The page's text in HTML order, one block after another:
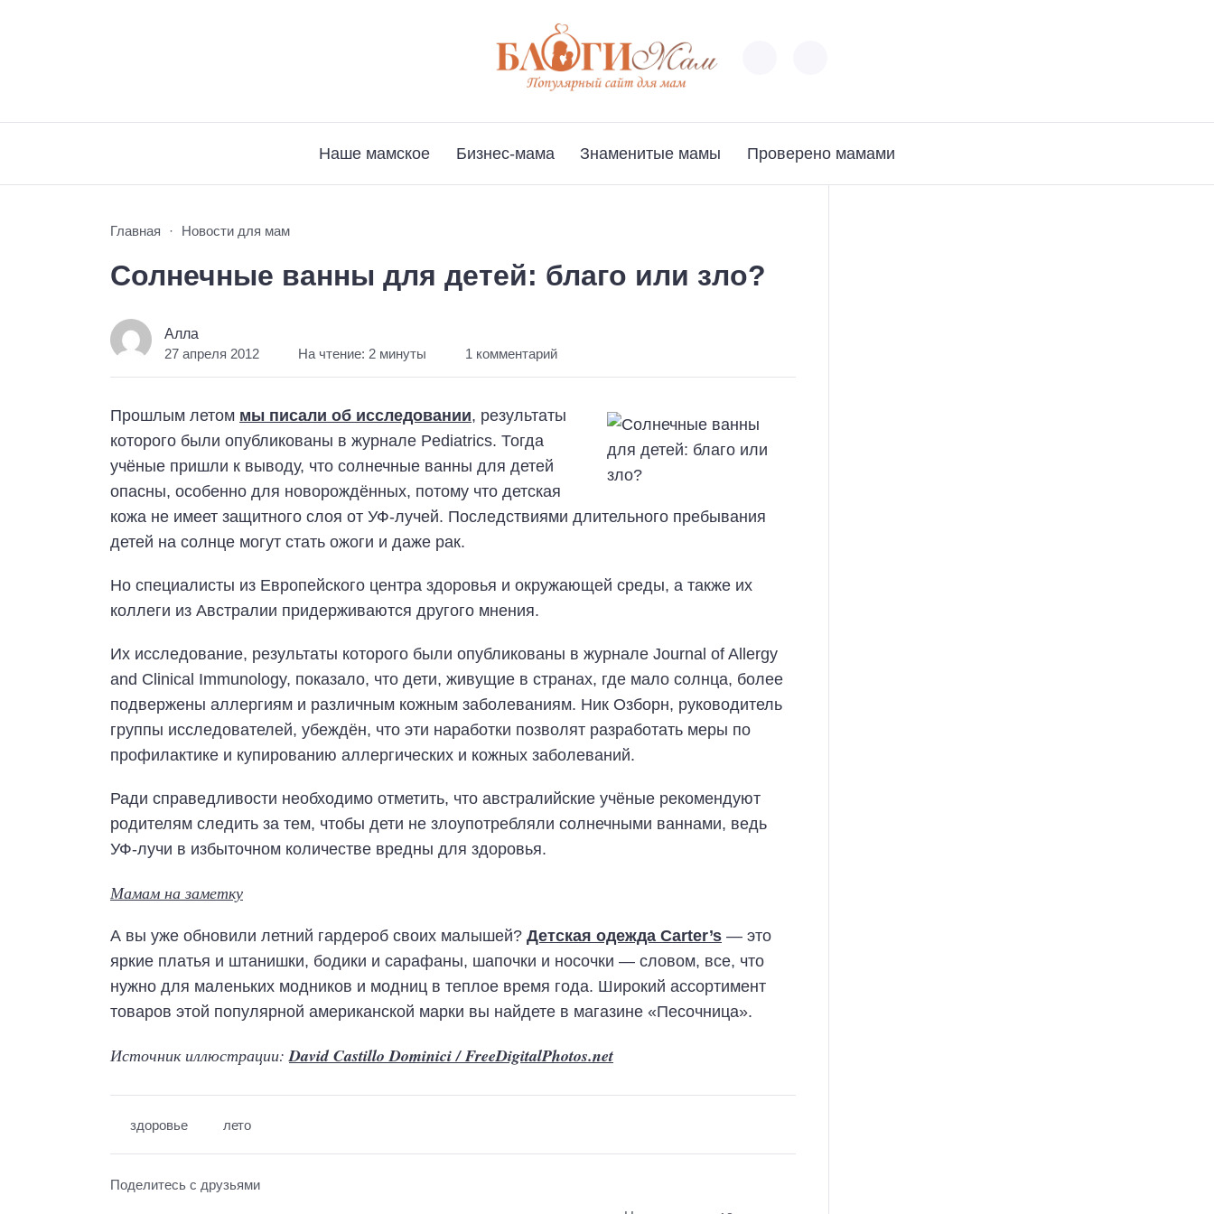
Наше мамское Бизнес-мама Знаменитые мамы Проверено мамами
Главная Новости для мам
Солнечные ванны для детей: благо или зло?
Алла
27 апреля 2012 На чтение: 2 минуты 1 комментарий
Прошлым летом мы писали об исследовании, результаты
которого были опубликованы в журнале Pediatrics. Тогда
учёные пришли к выводу, что солнечные ванны для детей
опасны, особенно для новорождённых, потому что детская
кожа не имеет защитного слоя от УФ-лучей. Последствиями длительного пребывания
детей на солнце могут стать ожоги и даже рак.
Но специалисты из Европейского центра здоровья и окружающей среды, а также их
коллеги из Австралии придерживаются другого мнения.
Их исследование, результаты которого были опубликованы в журнале Journal of Allergy
and Clinical Immunology, показало, что дети, живущие в странах, где мало солнца, более
подвержены аллергиям и различным кожным заболеваниям. Ник Озборн, руководитель
группы исследователей, убеждён, что эти наработки позволят разработать меры по
профилактике и купированию аллергических и кожных заболеваний.
Ради справедливости необходимо отметить, что австралийские учёные рекомендуют
родителям следить за тем, чтобы дети не злоупотребляли солнечными ваннами, ведь
УФ-лучи в избыточном количестве вредны для здоровья.
Мамам на заметку
А вы уже обновили летний гардероб своих малышей? Детская одежда Carter’s — это
яркие платья и штанишки, бодики и сарафаны, шапочки и носочки — словом, все, что
нужно для маленьких модников и модниц в теплое время года. Широкий ассортимент
товаров этой популярной американской марки вы найдете в магазине «Песочница».
Источник иллюстрации:David Castillo Dominici / FreeDigitalPhotos.net
здоровье лето
Поделитесь с друзьями